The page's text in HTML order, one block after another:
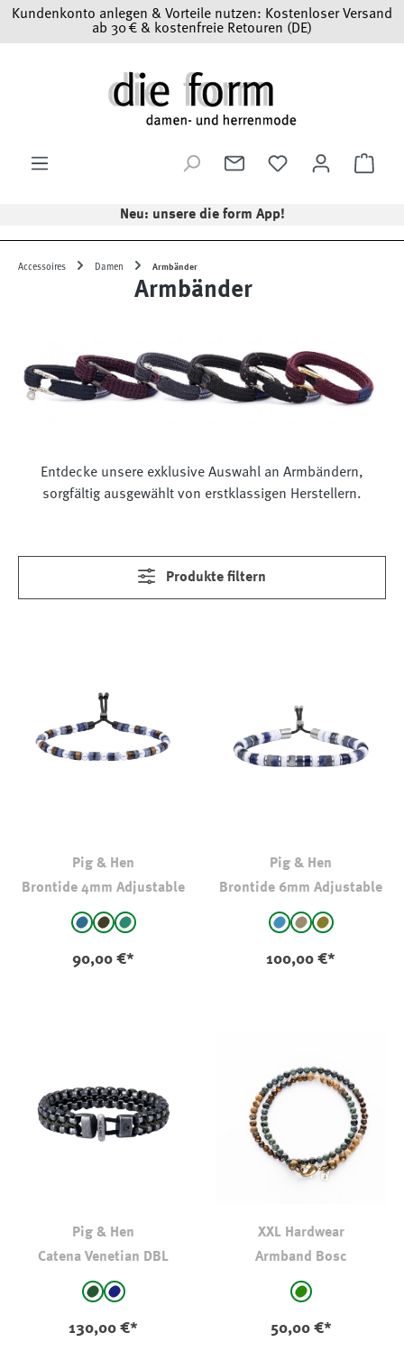
Zum Hauptinhalt springen
Kundenkonto anlegen & Vorteile nutzen: Kostenloser Versand
ab 30 € & kostenfreie Retouren (DE)
Neu: unsere die form App!
Accessoires Damen Armbänder
Armbänder
Entdecke unsere exklusive Auswahl an Armbändern,
sorgfältig ausgewählt von erstklassigen Herstellern.
Produkte filtern
Pig & Hen
Brontide 4mm Adjustable
auswählen
Miyazaki
Matsumoto
Shikoku
90,00 €*
Pig & Hen
Brontide 6mm Adjustable
auswählen
Aomori
(Diese Option ist
YawataTiger Eye
100,00 €*
Pig & Hen
Catena Venetian DBL
auswählen
ArmyNavy
130,00 €*
XXL Hardwear
Armband Bosc
auswählen
grün
50,00 €*